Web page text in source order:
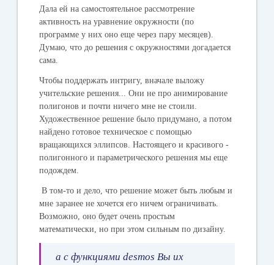
Дала ей на самостоятельное рассмотрение
активность на уравнение окружности (по
программе у них оно еще через пару месяцев).
Думаю, что до решения с окружностями догадается
сама.
Чтобы поддержать интригу, вначале выложу
учительские решения... Они не про анимирование
полигонов и почти ничего мне не стоили.
Художественное решение было придумано, а потом
найдено готовое техническое с помощью
вращающихся эллипсов. Настоящего и красивого -
полигонного и параметрического решения мы еще
подождем.
В том-то и дело, что решение может быть любым и
мне заранее не хочется его ничем ограничивать.
Возможно, оно будет очень простым
математически, но при этом сильным по дизайну.
а с функциями desmos Вы их